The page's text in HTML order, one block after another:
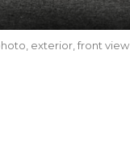
exterior, front view